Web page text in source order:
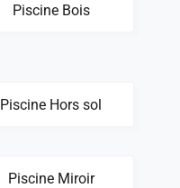
Piscine Bois
Piscine Hors sol
Piscine Miroir